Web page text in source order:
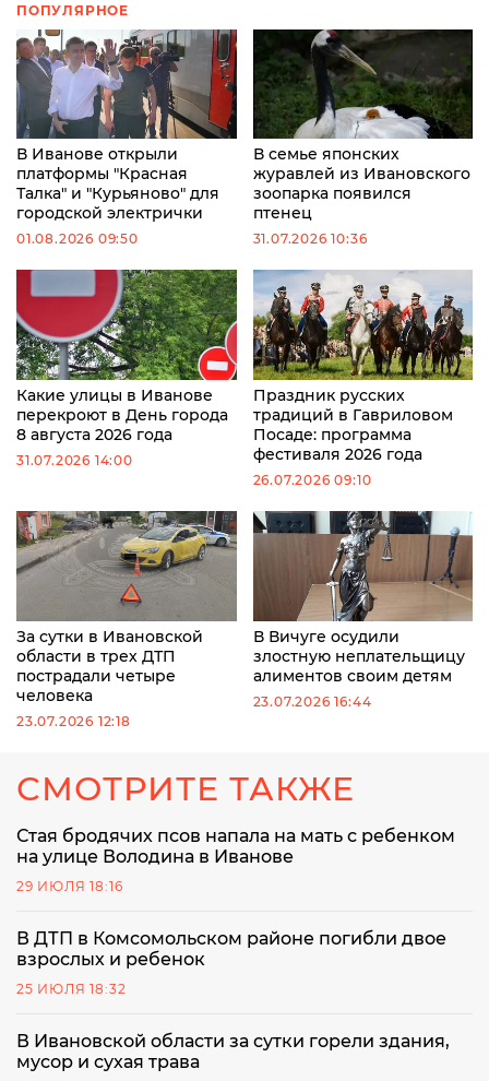
ПОПУЛЯРНОЕ
В Иванове открыли
платформы "Красная
Талка" и "Курьяново" для
городской электрички
01.08.2026 09:50
В семье японских
журавлей из Ивановского
зоопарка появился
птенец
31.07.2026 10:36
Какие улицы в Иванове
перекроют в День города
8 августа 2026 года
31.07.2026 14:00
Праздник русских
традиций в Гавриловом
Посаде: программа
фестиваля 2026 года
26.07.2026 09:10
За сутки в Ивановской
области в трех ДТП
пострадали четыре
человека
23.07.2026 12:18
В Вичуге осудили
злостную неплательщицу
алиментов своим детям
23.07.2026 16:44
СМОТРИТЕ ТАКЖЕ
Стая бродячих псов напала на мать с ребенком
на улице Володина в Иванове
29 ИЮЛЯ 18:16
В ДТП в Комсомольском районе погибли двое
взрослых и ребенок
25 ИЮЛЯ 18:32
В Ивановской области за сутки горели здания,
мусор и сухая трава